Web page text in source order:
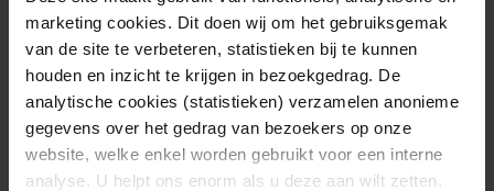
marketing cookies. Dit doen wij om het gebruiksgemak
van de site te verbeteren, statistieken bij te kunnen
houden en inzicht te krijgen in bezoekgedrag. De
analytische cookies (statistieken) verzamelen anonieme
gegevens over het gedrag van bezoekers op onze
website, welke enkel worden gebruikt voor een interne
analyse. U helpt ons enorm als u deze aan wilt zetten.
Ommetje Nieuwersluis
08-07-2026
Het Ommetje Nieuwersluis leidt u door het buitengebied van
Loenen aan de Vecht en[...]
Fietsroute langs Haarzuilens en Woerden